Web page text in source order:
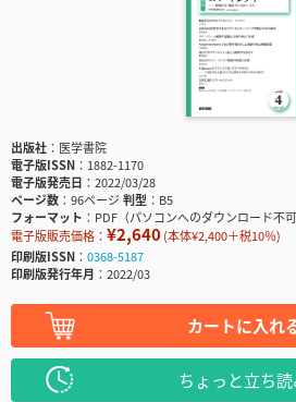
出版社
医学書院
電子版ISSN
1882-1170
電子版発売日
2022/03/28
ページ数
96ページ判型
B5
フォーマット
PDF（パソコンへのダウンロード不可
電子版販売価格： ¥2,640(本体¥2,400＋税10％)
印刷版ISSN
0368-5187
印刷版発行年月
2022/03
カートに入れ
ちょっと立ち読